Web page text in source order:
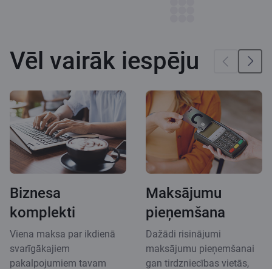
Vēl vairāk iespēju
Biznesa
komplekti
Viena maksa par ikdienā
svarīgākajiem
pakalpojumiem tavam
Maksājumu
pieņemšana
Dažādi risinājumi
maksājumu pieņemšanai
gan tirdzniecības vietās,